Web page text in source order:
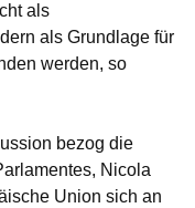
als
als Grundlage für
werden, so
bezog die
Nicola
Union sich an